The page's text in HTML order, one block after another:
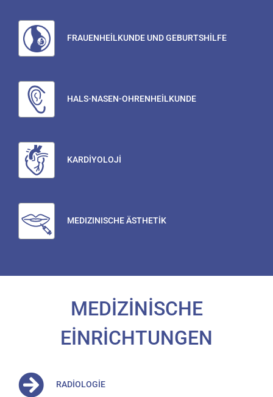
FRAUENHEİLKUNDE UND GEBURTSHİLFE
HALS-NASEN-OHRENHEİLKUNDE
KARDİYOLOJİ
MEDIZINISCHE ÄSTHETİK
MEDİZİNİSCHE
EİNRİCHTUNGEN
RADİOLOGİE